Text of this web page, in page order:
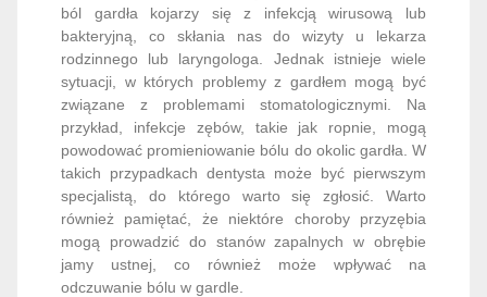
ból gardła kojarzy się z infekcją wirusową lub
bakteryjną, co skłania nas do wizyty u lekarza
rodzinnego lub laryngologa. Jednak istnieje wiele
sytuacji, w których problemy z gardłem mogą być
związane z problemami stomatologicznymi. Na
przykład, infekcje zębów, takie jak ropnie, mogą
powodować promieniowanie bólu do okolic gardła. W
takich przypadkach dentysta może być pierwszym
specjalistą, do którego warto się zgłosić. Warto
również pamiętać, że niektóre choroby przyzębia
mogą prowadzić do stanów zapalnych w obrębie
jamy ustnej, co również może wpływać na
odczuwanie bólu w gardle.